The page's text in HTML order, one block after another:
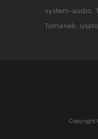
system-audio
Tomanek
usato
Copyright